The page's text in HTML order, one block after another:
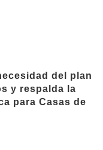
del plan
y respalda la
para Casas de